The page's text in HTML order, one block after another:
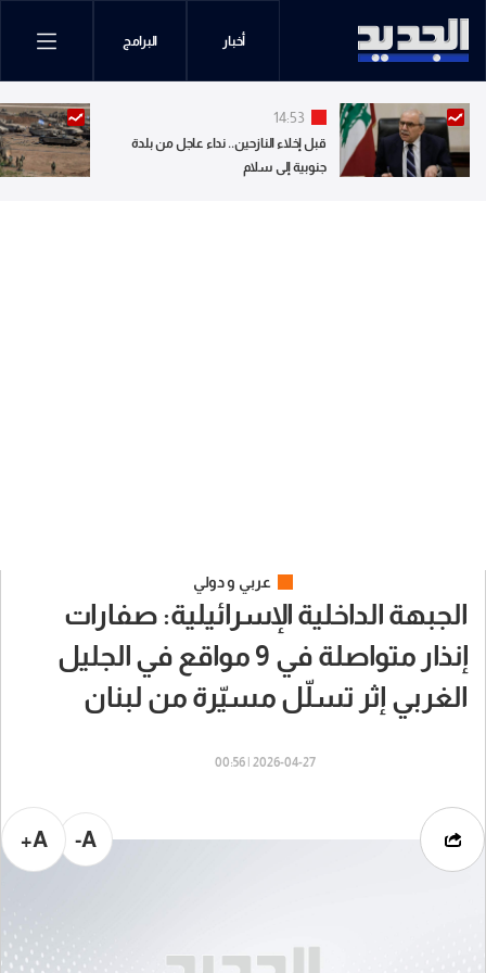
أخبار البرامج
14:53
قبل إخلاء النازحين.. نداء عاجل من بلدة
جنوبية إلى سلام
عربي و دولي
الجبهة الداخلية الإسرائيلية: صفارات
إنذار متواصلة في 9 مواقع في الجليل
الغربي إثر تسلّل مسيّرة من لبنان
2026-04-27 | 00:56
A-
A+